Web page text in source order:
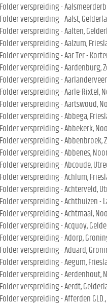
Folder verspreiding -
Folder verspreiding - Aalst,
Folder verspreiding - Aalten,
Folder verspreiding - Aalzum,
Folder verspreiding - Aar Ter -
Folder verspreiding - Aardenburg,
Folder verspreiding -
Folder verspreiding - Aarle-Rixtel,
Folder verspreiding - Aartswoud,
Folder verspreiding - Abbega,
Folder verspreiding - Abbekerk,
Folder verspreiding - Abbenbroek,
Folder verspreiding - Abbenes,
Folder verspreiding - Abcoude,
Folder verspreiding - Achlum,
Folder verspreiding - Achterveld,
Folder verspreiding - Achthuizen -
Folder verspreiding - Achtmaal,
Folder verspreiding - Acquoy,
Folder verspreiding - Adorp,
Folder verspreiding - Aduard,
Folder verspreiding - Aegum,
Folder verspreiding - Aerdenhout,
Folder verspreiding - Aerdt,
Folder verspreiding - Afferden